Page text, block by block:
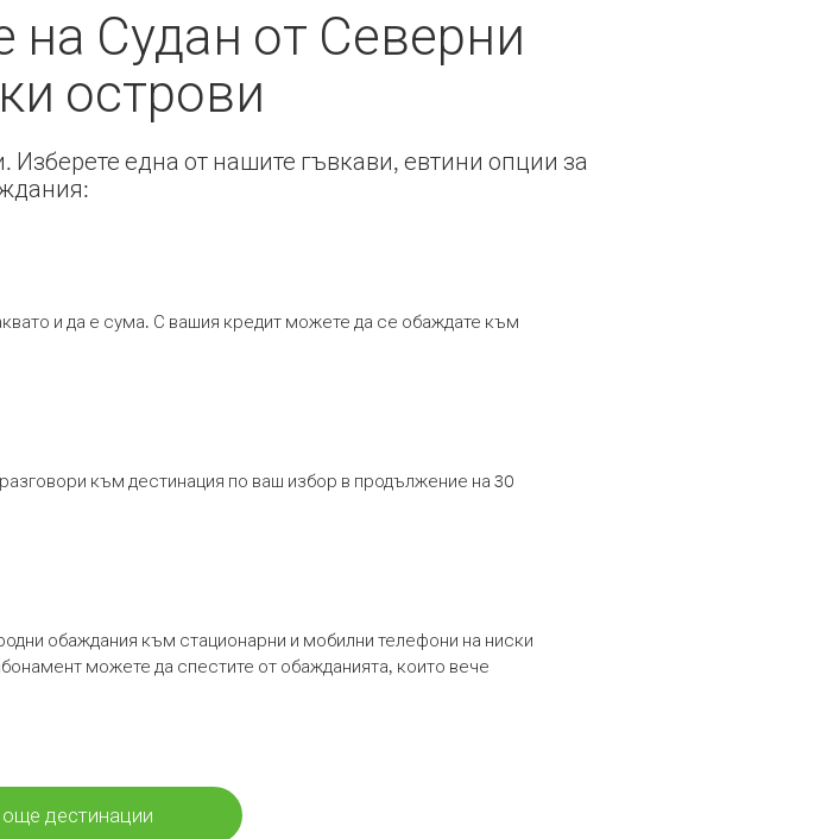
Судан от Северни
острови
една от нашите гъвкави, евтини опции за
и да е сума. С вашия кредит можете да се обаждате към
към дестинация по ваш избор в продължение на 30
обаждания към стационарни и мобилни телефони на ниски
можете да спестите от обажданията, които вече
дестинации